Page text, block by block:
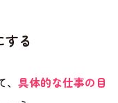
する
具体的な仕事の目